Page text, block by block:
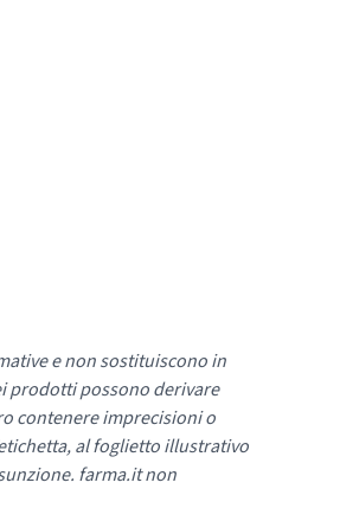
e non sostituiscono in
prodotti possono derivare
contenere imprecisioni o
al foglietto illustrativo
farma.it non